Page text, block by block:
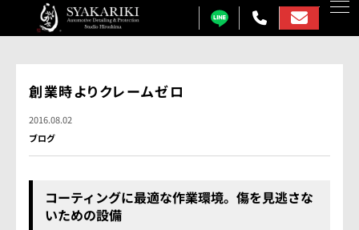
プロテクションフィルム
カーフィルム
カーラッピング
ガラス研磨
創業時よりクレームゼロ
2016.08.02
ブログ
コーティングに最適な作業環境。傷を見逃さな
いための設備